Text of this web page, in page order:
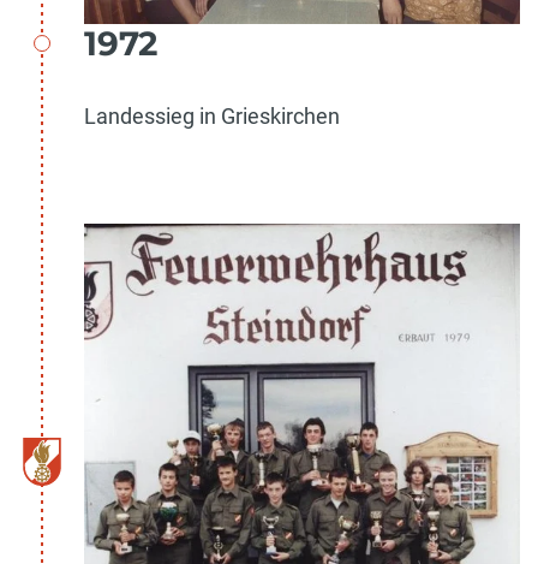
1972
Landessieg in Grieskirchen